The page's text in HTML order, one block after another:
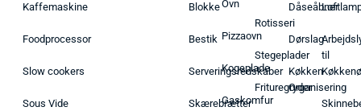
Kaffemaskine
Foodprocessor
Slow cookers
Sous Vide
Blokke
Bestik
Serveringsredskaber
Skærebrætter
Ovn
Pizzaovn
Kogeplade
Gaskomfur
Rotisseri
Stegeplader
Frituregryder
Dåseåbner
Dørslag
Køkken
Organisering
til